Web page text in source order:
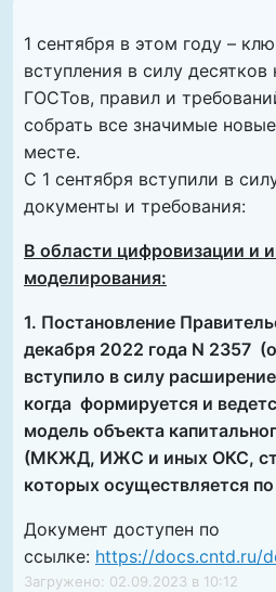
1 сентября в этом году –
вступления в силу
ГОСТов, правил и
собрать все значимые
месте.
С 1 сентября вступили в
документы и требования:
В области цифровизации и
моделирования:
1. Постановление
декабря 2022 года N 2357
вступило в силу
когда формируется и
модель объекта
(МКЖД, ИЖС и иных ОКС,
которых осуществляется
Документ доступен по
ссылке: https://docs.cntd.ru/
Загружено: 02.09.2023 в 10:12